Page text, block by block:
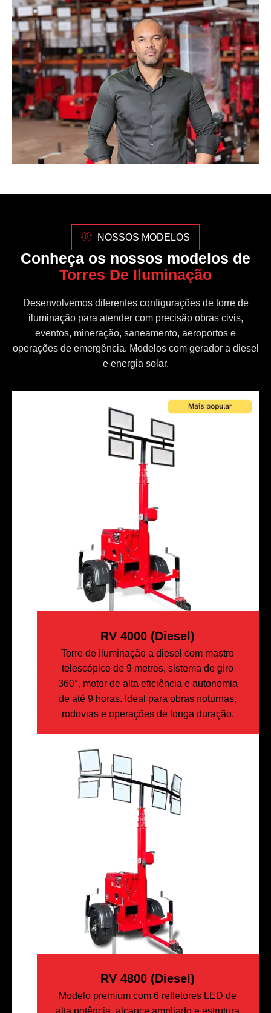
NOSSOS MODELOS
Conheça os nossos modelos de
Torres De Iluminação
Desenvolvemos diferentes configurações de torre de
iluminação para atender com precisão obras civis,
eventos, mineração, saneamento, aeroportos e
operações de emergência. Modelos com gerador a diesel
e energia solar.
RV 4000 (diesel)
Torre de iluminação a diesel com mastro
telescópico de 9 metros, sistema de giro
360°, motor de alta eficiência e autonomia
de até 9 horas. Ideal para obras noturnas,
rodovias e operações de longa duração.
RV 4800 (Diesel)
Modelo premium com 6 refletores LED de
alta potência, alcance ampliado e estrutura